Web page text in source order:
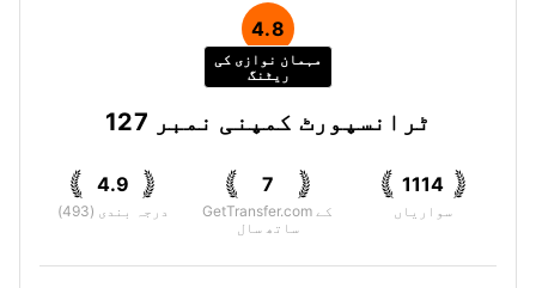
4.8
مہمان نوازی کی
ریٹنگ
ٹرانسپورٹ کمپنی نمبر 127
4.9
درجہ بندی (493)
7
GetTransfer.com کے
ساتھ سال
1114
سواریاں